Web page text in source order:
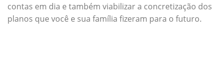
contas em dia e também viabilizar a concretização dos
planos que você e sua família fizeram para o futuro.